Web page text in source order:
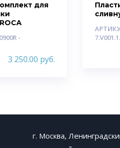
для
-
3 250.00 руб.
г. Москва,